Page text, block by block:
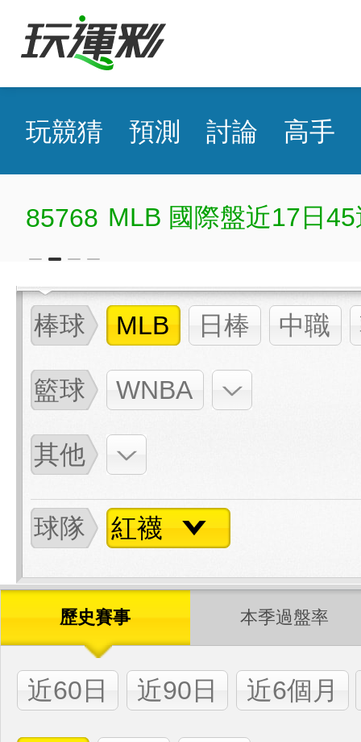
玩競猜 預測 討論 高手
85768 MLB 國際盤近17日
棒球 MLB 日棒 中職
籃球 WNBA
其他
球隊 紅襪
歷史賽事 本季過盤率
近60日 近90日 近6個月